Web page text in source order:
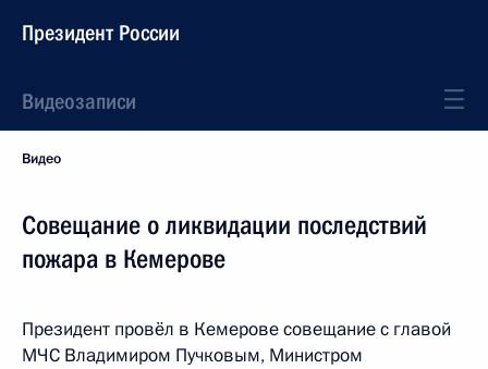
Президент России
Видеозаписи
Видео
Совещание о ликвидации последствий
пожара в Кемерове
Президент провёл в Кемерове совещание с главой
МЧС Владимиром Пучковым, Министром